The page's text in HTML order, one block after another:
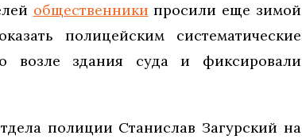
общественники просили еще зимой
полицейским систематические
возле здания суда и фиксировали
полиции Станислав Загурский на